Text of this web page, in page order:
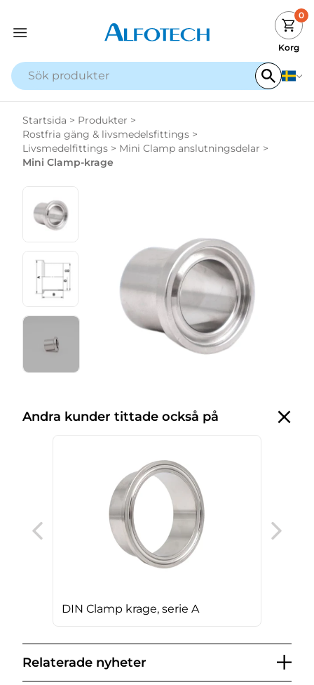
0
Korg
Startsida > Produkter >
Rostfria gäng & livsmedelsfittings >
Livsmedelfittings > Mini Clamp anslutningsdelar >
Mini Clamp-krage
Andra kunder tittade också på
DIN Clamp krage, serie A
Relaterade nyheter